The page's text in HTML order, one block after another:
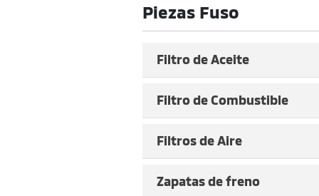
Piezas Fuso
Filtro de Aceite
Filtro de Combustible
Filtros de Aire
Zapatas de freno